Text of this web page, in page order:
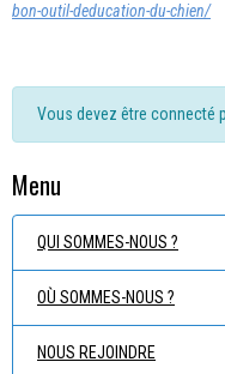
bon-outil-deducation-du-chien/
Vous devez être connecté
Menu
QUI SOMMES-NOUS ?
OÙ SOMMES-NOUS ?
NOUS REJOINDRE